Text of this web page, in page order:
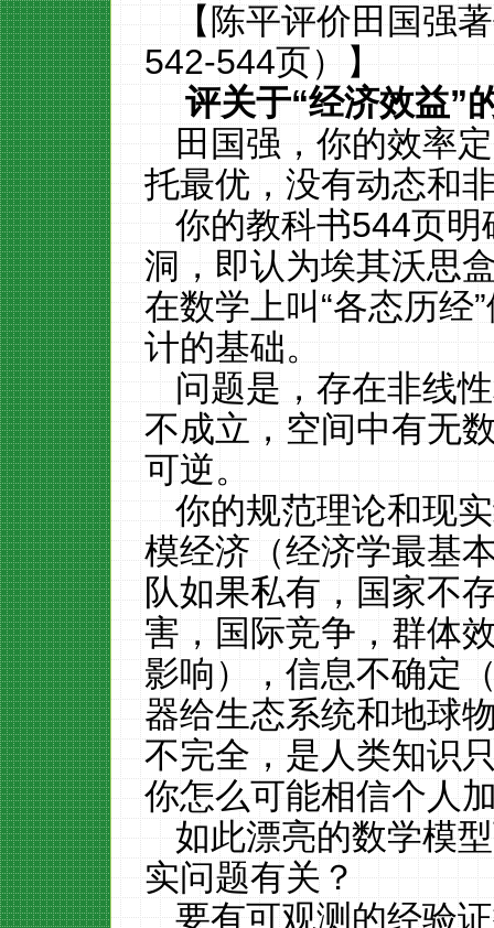
【陈平评价田国强
542-544页）】
评关于“经济效益”
田国强，你的效率
托最优，没有动态和
你的教科书544页明
洞，即认为埃其沃思
在数学上叫“各态历经
计的基础。
问题是，存在非线
不成立，空间中有无
可逆。
你的规范理论和现
模经济（经济学最基
队如果私有，国家不
害，国际竞争，群体
影响），信息不确定
器给生态系统和地球
不完全，是人类知识
你怎么可能相信个人
如此漂亮的数学模
实问题有关？
要有可观测的经验